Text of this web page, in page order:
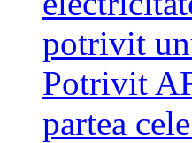
potrivit
Potrivit
partea